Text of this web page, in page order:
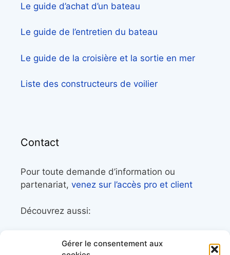
Gérer le consentement aux
Le guide d’achat d’un bateau
Le guide de l’entretien du bateau
Le guide de la croisière et la sortie en mer
Liste des constructeurs de voilier
Contact
Pour toute demande d’information ou
partenariat, venez sur l’accès pro et client
Découvrez aussi:
librairie maritime